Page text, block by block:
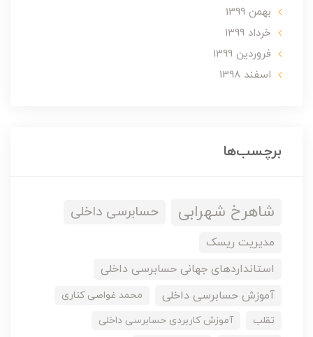
بهمن 1399
خرداد 1399
فروردین 1399
اسفند 1398
برچسب‌ها
شاهرخ شهرابی حسابرسی داخلی
مدیریت ریسک
استانداردهای جهانی حسابرسی داخلی
آموزش حسابرسی داخلی
محمد غواصی کناری
تقلب
آموزش کاربردی حسابرسی داخلی